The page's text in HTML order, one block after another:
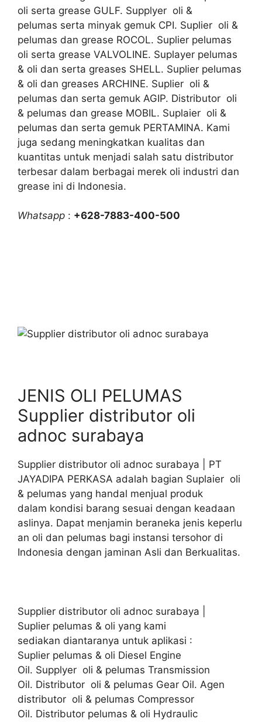
oli serta grease GULF. Supplyer oli &
pelumas serta minyak gemuk CPI. Suplier oli &
pelumas dan grease ROCOL. Suplier pelumas
oli serta grease VALVOLINE. Suplayer pelumas
& oli dan serta greases SHELL. Suplier pelumas
& oli dan greases ARCHINE. Suplier oli &
pelumas dan serta gemuk AGIP. Distributor oli
& pelumas dan grease MOBIL. Suplaier oli &
pelumas dan serta gemuk PERTAMINA. Kami
juga sedang meningkatkan kualitas dan
kuantitas untuk menjadi salah satu distributor
terbesar dalam berbagai merek oli industri dan
grease ini di Indonesia.
Whatsapp : +628-7883-400-500
JENIS OLI PELUMAS
Supplier distributor oli
adnoc surabaya
Supplier distributor oli adnoc surabaya | PT
JAYADIPA PERKASA adalah bagian Suplaier oli
& pelumas yang handal menjual produk
dalam kondisi barang sesuai dengan keadaan
aslinya. Dapat menjamin beraneka jenis keperlu
an oli dan pelumas bagi instansi tersohor di
Indonesia dengan jaminan Asli dan Berkualitas.
Supplier distributor oli adnoc surabaya |
Suplier pelumas & oli yang kami
sediakan diantaranya untuk aplikasi :
Suplier pelumas & oli Diesel Engine
Oil. Supplyer oli & pelumas Transmission
Oil. Distributor oli & pelumas Gear Oil. Agen
distributor oli & pelumas Compressor
Oil. Distributor pelumas & oli Hydraulic